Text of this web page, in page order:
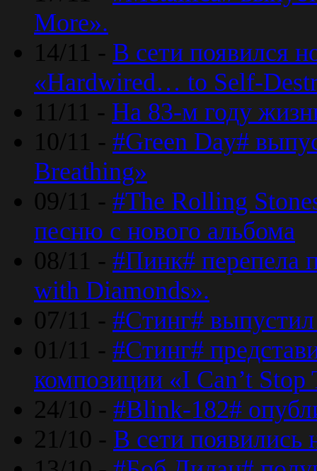
More».
14/11 - В сети появился
«Hardwired… to Self-
11/11 - На 83-м году
10/11 - #Green Day#
Breathing»
09/11 - #The Rolling
песню с нового альбома
08/11 - #Пинк# перепела
with Diamonds».
07/11 - #Стинг#
01/11 - #Стинг#
композиции «I Can’t
24/10 - #Blink-182#
21/10 - В сети появились